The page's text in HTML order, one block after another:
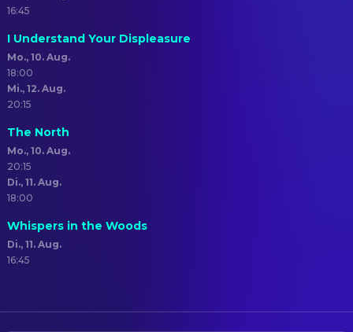
16:45
I Understand Your Displeasure
Mo., 10. Aug.
18:00
Mi., 12. Aug.
20:15
The North
Mo., 10. Aug.
20:15
Di., 11. Aug.
18:00
Whispers in the Woods
Di., 11. Aug.
16:45